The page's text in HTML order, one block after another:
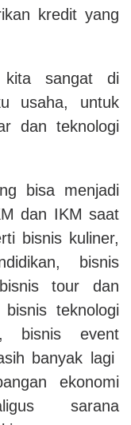
kredit yang
kita sangat di
usaha, untuk
dan teknologi
bisa menjadi
dan IKM saat
bisnis kuliner,
bisnis
tour dan
teknologi
bisnis event
banyak lagi
ekonomi
sarana